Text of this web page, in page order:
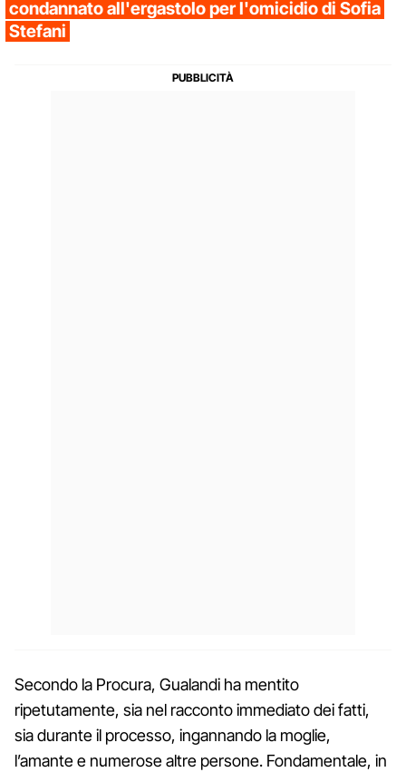
condannato all'ergastolo per l'omicidio di Sofia
Stefani
Secondo la Procura, Gualandi ha mentito
ripetutamente, sia nel racconto immediato dei fatti,
sia durante il processo, ingannando la moglie,
l’amante e numerose altre persone. Fondamentale, in